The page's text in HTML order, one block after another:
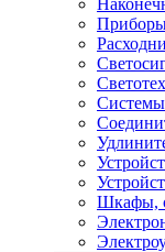
Шкафы,